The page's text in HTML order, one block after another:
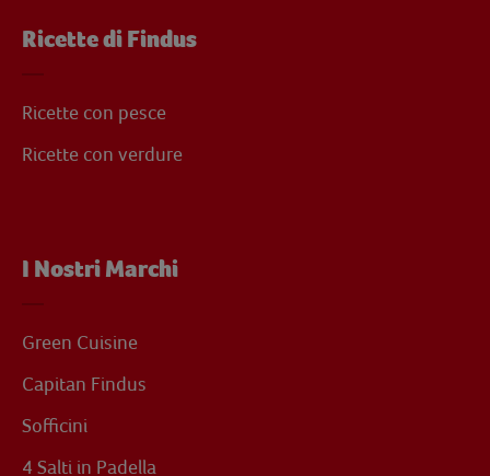
Ricette di Findus
Ricette con pesce
Ricette con verdure
I Nostri Marchi
Green Cuisine
Capitan Findus
Sofficini
4 Salti in Padella